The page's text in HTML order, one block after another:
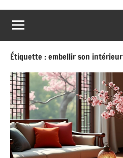
Étiquette :embellir son intérieur